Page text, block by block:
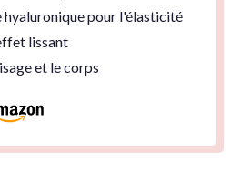
hyaluroniquepour l'élasticité
lissant
et lecorps